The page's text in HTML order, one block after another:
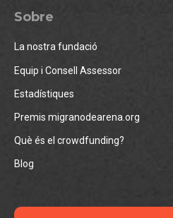
Sobre
La nostra fundació
Equip i Consell Assessor
Estadístiques
Premis migranodearena.org
Què és el crowdfunding?
Blog